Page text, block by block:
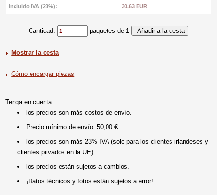
Incluido IVA (23%): 30.63 EUR
Cantidad: paquetes de 1
Mostrar la cesta
Cómo encargar piezas
Tenga en cuenta:
los precios son más costos de envío.
Precio mínimo de envío: 50,00 €
los precios son más 23% IVA (solo para los clientes irlandeses y
clientes privados en la UE).
los precios están sujetos a cambios.
¡Datos técnicos y fotos están sujetos a error!